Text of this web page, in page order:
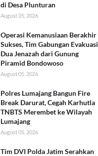
di Desa Plunturan
August 05, 2026
Operasi Kemanusiaan Berakhir
Sukses, Tim Gabungan Evakuasi
Dua Jenazah dari Gunung
Piramid Bondowoso
August 05, 2026
Polres Lumajang Bangun Fire
Break Darurat, Cegah Karhutla
TNBTS Merembet ke Wilayah
Lumajang
August 05, 2026
Tim DVI Polda Jatim Serahkan